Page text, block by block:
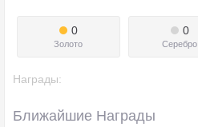
0
Золото
0
Серебро
Награды:
Ближайшие Награды